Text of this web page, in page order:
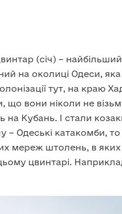
(січ) – найбільший
на околиці Одеси,
тут, на краю
що вони ніколи не
Кубань. І стали
Одеські катакомби, то
мереж штолень, в
цвинтарі.